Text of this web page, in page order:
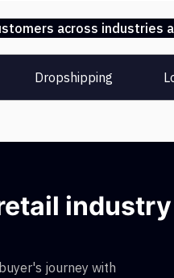
across
Dropshipping
industry
journey with